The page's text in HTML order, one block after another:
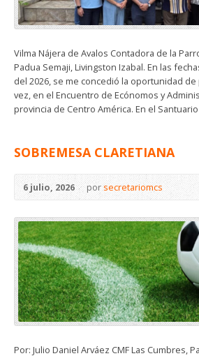
Vilma Nájera de Avalos Contadora de la
Padua Semaji, Livingston Izabal. En las
del 2026, se me concedió la oportunidad
vez, en el Encuentro de Ecónomos y
provincia de Centro América. En el
SOBREMESA CLARETIANA
6 julio, 2026 porsecretariomcs
Por: Julio Daniel Arváez CMF Las Cumbres,